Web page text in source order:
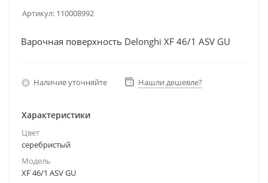
Артикул: 110008992
Варочная поверхность Delonghi XF 46/1 ASV GU
Наличие уточняйте Нашли дешевле?
Характеристики
Цвет
серебристый
Модель
XF 46/1 ASV GU